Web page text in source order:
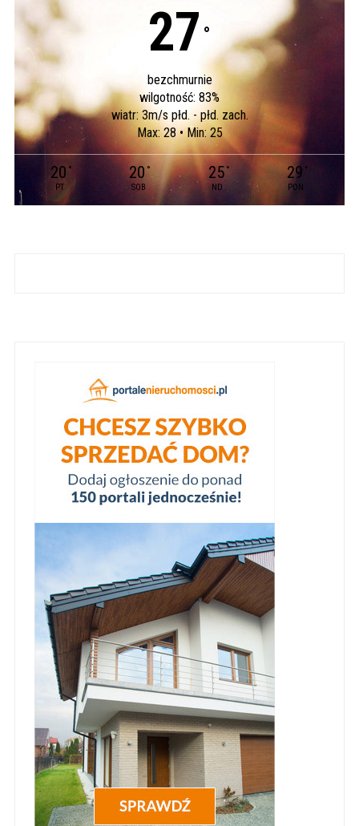
27 °
bezchmurnie
wilgotność: 83%
wiatr: 3m/s płd. - płd. zach.
Max: 28 • Min: 25
20 °
PT
20°
SOB
25 °
ND
29 °
PON